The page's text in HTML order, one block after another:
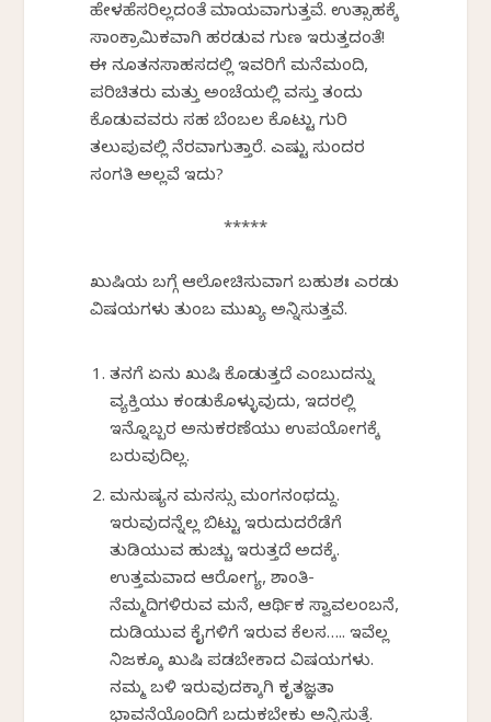
ಹೇಳಹೆಸರಿಲ್ಲದಂತೆ ಮಾಯವಾಗುತ್ತವೆ. ಉತ್ಸಾಹಕ್ಕೆ
ಸಾಂಕ್ರಾಮಿಕವಾಗಿ ಹರಡುವ ಗುಣ ಇರುತ್ತದಂತೆ!
ಈ ನೂತನಸಾಹಸದಲ್ಲಿ ಇವರಿಗೆ ಮನೆಮಂದಿ,
ಪರಿಚಿತರು ಮತ್ತು ಅಂಚೆಯಲ್ಲಿ ವಸ್ತು ತಂದು
ಕೊಡುವವರು ಸಹ ಬೆಂಬಲ ಕೊಟ್ಟು ಗುರಿ
ತಲುಪುವಲ್ಲಿ ನೆರವಾಗುತ್ತಾರೆ. ಎಷ್ಟು ಸುಂದರ
ಸಂಗತಿ ಅಲ್ಲವೆ ಇದು?
*****
ಖುಷಿಯ ಬಗ್ಗೆ ಆಲೋಚಿಸುವಾಗ ಬಹುಶಃ ಎರಡು
ವಿಷಯಗಳು ತುಂಬ ಮುಖ್ಯ ಅನ್ನಿಸುತ್ತವೆ.
ತನಗೆ ಏನು ಖುಷಿ ಕೊಡುತ್ತದೆ ಎಂಬುದನ್ನು
ವ್ಯಕ್ತಿಯು ಕಂಡುಕೊಳ್ಳುವುದು, ಇದರಲ್ಲಿ
ಇನ್ನೊಬ್ಬರ ಅನುಕರಣೆಯು ಉಪಯೋಗಕ್ಕೆ
ಬರುವುದಿಲ್ಲ.
ಮನುಷ್ಯನ ಮನಸ್ಸು ಮಂಗನಂಥದ್ದು.
ಇರುವುದನ್ನೆಲ್ಲ ಬಿಟ್ಟು ಇರುದುದರೆಡೆಗೆ
ತುಡಿಯುವ ಹುಚ್ಚು ಇರುತ್ತದೆ ಅದಕ್ಕೆ.
ಉತ್ತಮವಾದ ಆರೋಗ್ಯ, ಶಾಂತಿ-
ನೆಮ್ಮದಿಗಳಿರುವ ಮನೆ, ಆರ್ಥಿಕ ಸ್ವಾವಲಂಬನೆ,
ದುಡಿಯುವ ಕೈಗಳಿಗೆ ಇರುವ ಕೆಲಸ….. ಇವೆಲ್ಲ
ನಿಜಕ್ಕೂ ಖುಷಿ ಪಡಬೇಕಾದ ವಿಷಯಗಳು.
ನಮ್ಮ ಬಳಿ ಇರುವುದಕ್ಕಾಗಿ ಕೃತಜ್ಞತಾ
ಭಾವನೆಯೊಂದಿಗೆ ಬದುಕಬೇಕು ಅನ್ನಿಸುತ್ತೆ.